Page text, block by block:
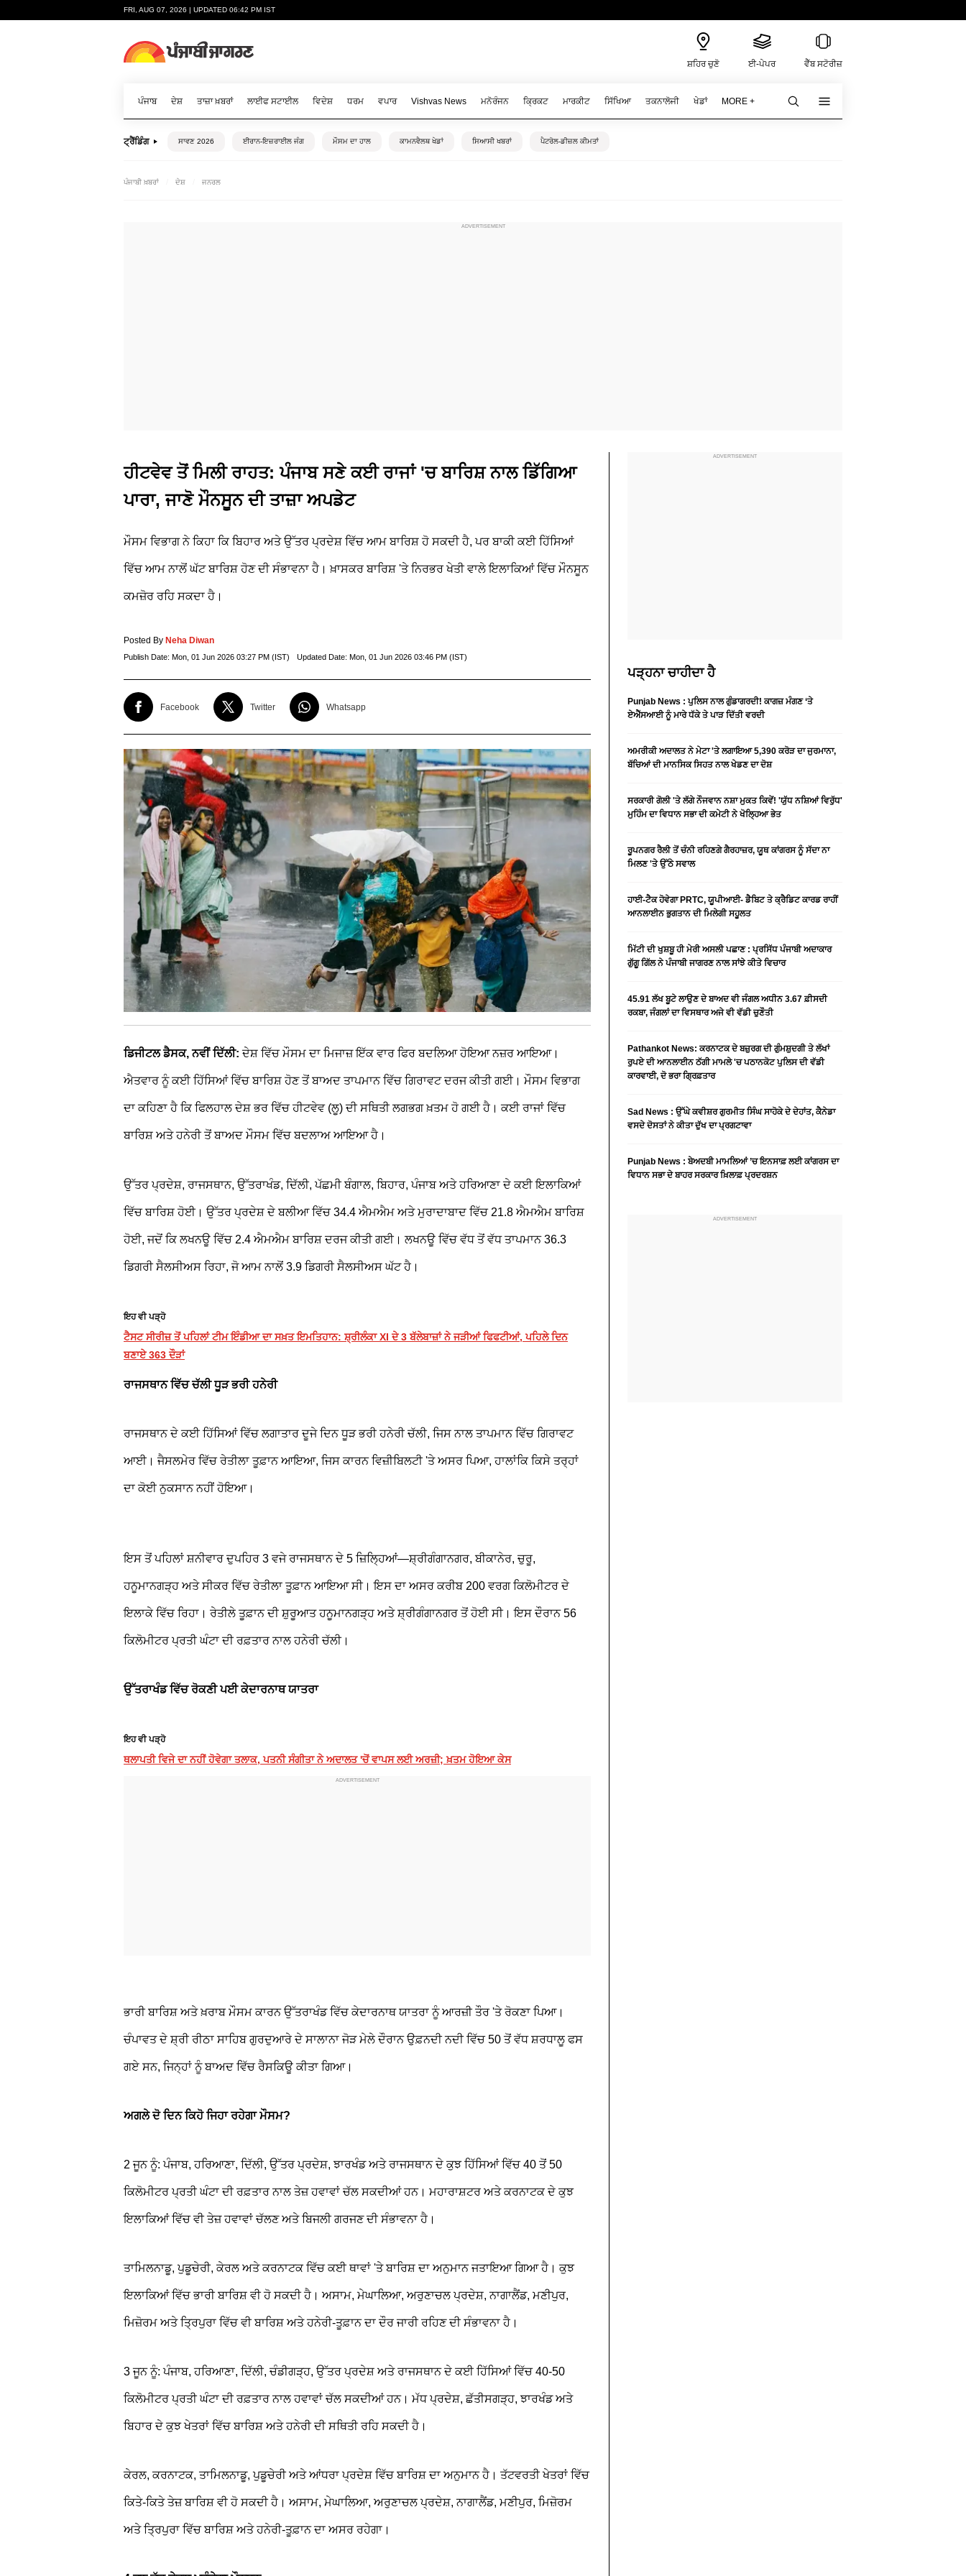
FRI, AUG 07, 2026 | UPDATED 06:42 PM IST
ਸ਼ਹਿਰ ਚੁਣੋ ਈ-ਪੇਪਰ ਵੈੱਬ ਸਟੋਰੀਜ਼
ਪੰਜਾਬ ਦੇਸ਼ ਤਾਜ਼ਾ ਖ਼ਬਰਾਂ ਲਾਈਫ ਸਟਾਈਲ ਵਿਦੇਸ਼ ਧਰਮ ਵਪਾਰ Vishvas News ਮਨੋਰੰਜਨ ਕ੍ਰਿਕਟ ਮਾਰਕੀਟ ਸਿੱਖਿਆ ਤਕਨਾਲੋਜੀ ਖੇਡਾਂ MORE +
ਟ੍ਰੈਂਡਿੰਗ ਸਾਵਣ 2026 ਈਰਾਨ-ਇਜ਼ਰਾਈਲ ਜੰਗ ਮੌਸਮ ਦਾ ਹਾਲ ਕਾਮਨਵੈਲਥ ਖੇਡਾਂ ਸਿਆਸੀ ਖਬਰਾਂ ਪੈਟਰੋਲ-ਡੀਜ਼ਲ ਕੀਮਤਾਂ
ਪੰਜਾਬੀ ਖ਼ਬਰਾਂ ਦੇਸ਼ ਜਨਰਲ
ਹੀਟਵੇਵ ਤੋਂ ਮਿਲੀ ਰਾਹਤ: ਪੰਜਾਬ ਸਣੇ ਕਈ ਰਾਜਾਂ 'ਚ ਬਾਰਿਸ਼ ਨਾਲ ਡਿੱਗਿਆ
ਪਾਰਾ, ਜਾਣੋ ਮੌਨਸੂਨ ਦੀ ਤਾਜ਼ਾ ਅਪਡੇਟ
ਮੌਸਮ ਵਿਭਾਗ ਨੇ ਕਿਹਾ ਕਿ ਬਿਹਾਰ ਅਤੇ ਉੱਤਰ ਪ੍ਰਦੇਸ਼ ਵਿੱਚ ਆਮ ਬਾਰਿਸ਼ ਹੋ ਸਕਦੀ ਹੈ, ਪਰ ਬਾਕੀ ਕਈ ਹਿੱਸਿਆਂ
ਵਿੱਚ ਆਮ ਨਾਲੋਂ ਘੱਟ ਬਾਰਿਸ਼ ਹੋਣ ਦੀ ਸੰਭਾਵਨਾ ਹੈ। ਖ਼ਾਸਕਰ ਬਾਰਿਸ਼ 'ਤੇ ਨਿਰਭਰ ਖੇਤੀ ਵਾਲੇ ਇਲਾਕਿਆਂ ਵਿੱਚ ਮੌਨਸੂਨ
ਕਮਜ਼ੋਰ ਰਹਿ ਸਕਦਾ ਹੈ।
Posted By Neha Diwan
Publish Date: Mon, 01 Jun 2026 03:27 PM (IST) Updated Date: Mon, 01 Jun 2026 03:46 PM (IST)
Facebook Twitter Whatsapp
ਡਿਜੀਟਲ ਡੈਸਕ, ਨਵੀਂ ਦਿੱਲੀ: ਦੇਸ਼ ਵਿੱਚ ਮੌਸਮ ਦਾ ਮਿਜਾਜ਼ ਇੱਕ ਵਾਰ ਫਿਰ ਬਦਲਿਆ ਹੋਇਆ ਨਜ਼ਰ ਆਇਆ।
ਐਤਵਾਰ ਨੂੰ ਕਈ ਹਿੱਸਿਆਂ ਵਿੱਚ ਬਾਰਿਸ਼ ਹੋਣ ਤੋਂ ਬਾਅਦ ਤਾਪਮਾਨ ਵਿੱਚ ਗਿਰਾਵਟ ਦਰਜ ਕੀਤੀ ਗਈ। ਮੌਸਮ ਵਿਭਾਗ
ਦਾ ਕਹਿਣਾ ਹੈ ਕਿ ਫਿਲਹਾਲ ਦੇਸ਼ ਭਰ ਵਿੱਚ ਹੀਟਵੇਵ (ਲੂ) ਦੀ ਸਥਿਤੀ ਲਗਭਗ ਖ਼ਤਮ ਹੋ ਗਈ ਹੈ। ਕਈ ਰਾਜਾਂ ਵਿੱਚ
ਬਾਰਿਸ਼ ਅਤੇ ਹਨੇਰੀ ਤੋਂ ਬਾਅਦ ਮੌਸਮ ਵਿੱਚ ਬਦਲਾਅ ਆਇਆ ਹੈ।
ਉੱਤਰ ਪ੍ਰਦੇਸ਼, ਰਾਜਸਥਾਨ, ਉੱਤਰਾਖੰਡ, ਦਿੱਲੀ, ਪੱਛਮੀ ਬੰਗਾਲ, ਬਿਹਾਰ, ਪੰਜਾਬ ਅਤੇ ਹਰਿਆਣਾ ਦੇ ਕਈ ਇਲਾਕਿਆਂ
ਵਿੱਚ ਬਾਰਿਸ਼ ਹੋਈ। ਉੱਤਰ ਪ੍ਰਦੇਸ਼ ਦੇ ਬਲੀਆ ਵਿੱਚ 34.4 ਐਮਐਮ ਅਤੇ ਮੁਰਾਦਾਬਾਦ ਵਿੱਚ 21.8 ਐਮਐਮ ਬਾਰਿਸ਼
ਹੋਈ, ਜਦੋਂ ਕਿ ਲਖਨਊ ਵਿੱਚ 2.4 ਐਮਐਮ ਬਾਰਿਸ਼ ਦਰਜ ਕੀਤੀ ਗਈ। ਲਖਨਊ ਵਿੱਚ ਵੱਧ ਤੋਂ ਵੱਧ ਤਾਪਮਾਨ 36.3
ਡਿਗਰੀ ਸੈਲਸੀਅਸ ਰਿਹਾ, ਜੋ ਆਮ ਨਾਲੋਂ 3.9 ਡਿਗਰੀ ਸੈਲਸੀਅਸ ਘੱਟ ਹੈ।
ਇਹ ਵੀ ਪੜ੍ਹੋ
ਟੈਸਟ ਸੀਰੀਜ਼ ਤੋਂ ਪਹਿਲਾਂ ਟੀਮ ਇੰਡੀਆ ਦਾ ਸਖ਼ਤ ਇਮਤਿਹਾਨ: ਸ਼੍ਰੀਲੰਕਾ XI ਦੇ 3 ਬੱਲੇਬਾਜ਼ਾਂ ਨੇ ਜੜੀਆਂ ਫਿਫਟੀਆਂ, ਪਹਿਲੇ ਦਿਨ
ਬਣਾਏ 363 ਦੌੜਾਂ
ਰਾਜਸਥਾਨ ਵਿੱਚ ਚੱਲੀ ਧੂੜ ਭਰੀ ਹਨੇਰੀ
ਰਾਜਸਥਾਨ ਦੇ ਕਈ ਹਿੱਸਿਆਂ ਵਿੱਚ ਲਗਾਤਾਰ ਦੂਜੇ ਦਿਨ ਧੂੜ ਭਰੀ ਹਨੇਰੀ ਚੱਲੀ, ਜਿਸ ਨਾਲ ਤਾਪਮਾਨ ਵਿੱਚ ਗਿਰਾਵਟ
ਆਈ। ਜੈਸਲਮੇਰ ਵਿੱਚ ਰੇਤੀਲਾ ਤੂਫ਼ਾਨ ਆਇਆ, ਜਿਸ ਕਾਰਨ ਵਿਜ਼ੀਬਿਲਟੀ 'ਤੇ ਅਸਰ ਪਿਆ, ਹਾਲਾਂਕਿ ਕਿਸੇ ਤਰ੍ਹਾਂ
ਦਾ ਕੋਈ ਨੁਕਸਾਨ ਨਹੀਂ ਹੋਇਆ।
ਇਸ ਤੋਂ ਪਹਿਲਾਂ ਸ਼ਨੀਵਾਰ ਦੁਪਹਿਰ 3 ਵਜੇ ਰਾਜਸਥਾਨ ਦੇ 5 ਜ਼ਿਲ੍ਹਿਆਂ—ਸ਼੍ਰੀਗੰਗਾਨਗਰ, ਬੀਕਾਨੇਰ, ਚੁਰੂ,
ਹਨੂਮਾਨਗੜ੍ਹ ਅਤੇ ਸੀਕਰ ਵਿੱਚ ਰੇਤੀਲਾ ਤੂਫ਼ਾਨ ਆਇਆ ਸੀ। ਇਸ ਦਾ ਅਸਰ ਕਰੀਬ 200 ਵਰਗ ਕਿਲੋਮੀਟਰ ਦੇ
ਇਲਾਕੇ ਵਿੱਚ ਰਿਹਾ। ਰੇਤੀਲੇ ਤੂਫ਼ਾਨ ਦੀ ਸ਼ੁਰੂਆਤ ਹਨੂਮਾਨਗੜ੍ਹ ਅਤੇ ਸ਼੍ਰੀਗੰਗਾਨਗਰ ਤੋਂ ਹੋਈ ਸੀ। ਇਸ ਦੌਰਾਨ 56
ਕਿਲੋਮੀਟਰ ਪ੍ਰਤੀ ਘੰਟਾ ਦੀ ਰਫ਼ਤਾਰ ਨਾਲ ਹਨੇਰੀ ਚੱਲੀ।
ਉੱਤਰਾਖੰਡ ਵਿੱਚ ਰੋਕਣੀ ਪਈ ਕੇਦਾਰਨਾਥ ਯਾਤਰਾ
ਇਹ ਵੀ ਪੜ੍ਹੋ
ਥਲਾਪਤੀ ਵਿਜੇ ਦਾ ਨਹੀਂ ਹੋਵੇਗਾ ਤਲਾਕ, ਪਤਨੀ ਸੰਗੀਤਾ ਨੇ ਅਦਾਲਤ 'ਚੋਂ ਵਾਪਸ ਲਈ ਅਰਜ਼ੀ; ਖ਼ਤਮ ਹੋਇਆ ਕੇਸ
ਭਾਰੀ ਬਾਰਿਸ਼ ਅਤੇ ਖ਼ਰਾਬ ਮੌਸਮ ਕਾਰਨ ਉੱਤਰਾਖੰਡ ਵਿੱਚ ਕੇਦਾਰਨਾਥ ਯਾਤਰਾ ਨੂੰ ਆਰਜ਼ੀ ਤੌਰ 'ਤੇ ਰੋਕਣਾ ਪਿਆ।
ਚੰਪਾਵਤ ਦੇ ਸ਼੍ਰੀ ਰੀਠਾ ਸਾਹਿਬ ਗੁਰਦੁਆਰੇ ਦੇ ਸਾਲਾਨਾ ਜੋੜ ਮੇਲੇ ਦੌਰਾਨ ਉਫ਼ਨਦੀ ਨਦੀ ਵਿੱਚ 50 ਤੋਂ ਵੱਧ ਸ਼ਰਧਾਲੂ ਫਸ
ਗਏ ਸਨ, ਜਿਨ੍ਹਾਂ ਨੂੰ ਬਾਅਦ ਵਿੱਚ ਰੈਸਕਿਊ ਕੀਤਾ ਗਿਆ।
ਅਗਲੇ ਦੋ ਦਿਨ ਕਿਹੋ ਜਿਹਾ ਰਹੇਗਾ ਮੌਸਮ?
2 ਜੂਨ ਨੂੰ: ਪੰਜਾਬ, ਹਰਿਆਣਾ, ਦਿੱਲੀ, ਉੱਤਰ ਪ੍ਰਦੇਸ਼, ਝਾਰਖੰਡ ਅਤੇ ਰਾਜਸਥਾਨ ਦੇ ਕੁਝ ਹਿੱਸਿਆਂ ਵਿੱਚ 40 ਤੋਂ 50
ਕਿਲੋਮੀਟਰ ਪ੍ਰਤੀ ਘੰਟਾ ਦੀ ਰਫ਼ਤਾਰ ਨਾਲ ਤੇਜ਼ ਹਵਾਵਾਂ ਚੱਲ ਸਕਦੀਆਂ ਹਨ। ਮਹਾਰਾਸ਼ਟਰ ਅਤੇ ਕਰਨਾਟਕ ਦੇ ਕੁਝ
ਇਲਾਕਿਆਂ ਵਿੱਚ ਵੀ ਤੇਜ਼ ਹਵਾਵਾਂ ਚੱਲਣ ਅਤੇ ਬਿਜਲੀ ਗਰਜਣ ਦੀ ਸੰਭਾਵਨਾ ਹੈ।
ਤਾਮਿਲਨਾਡੂ, ਪੁਡੂਚੇਰੀ, ਕੇਰਲ ਅਤੇ ਕਰਨਾਟਕ ਵਿੱਚ ਕਈ ਥਾਵਾਂ 'ਤੇ ਬਾਰਿਸ਼ ਦਾ ਅਨੁਮਾਨ ਜਤਾਇਆ ਗਿਆ ਹੈ। ਕੁਝ
ਇਲਾਕਿਆਂ ਵਿੱਚ ਭਾਰੀ ਬਾਰਿਸ਼ ਵੀ ਹੋ ਸਕਦੀ ਹੈ। ਅਸਾਮ, ਮੇਘਾਲਿਆ, ਅਰੁਣਾਚਲ ਪ੍ਰਦੇਸ਼, ਨਾਗਾਲੈਂਡ, ਮਣੀਪੁਰ,
ਮਿਜ਼ੋਰਮ ਅਤੇ ਤ੍ਰਿਪੁਰਾ ਵਿੱਚ ਵੀ ਬਾਰਿਸ਼ ਅਤੇ ਹਨੇਰੀ-ਤੂਫ਼ਾਨ ਦਾ ਦੌਰ ਜਾਰੀ ਰਹਿਣ ਦੀ ਸੰਭਾਵਨਾ ਹੈ।
3 ਜੂਨ ਨੂੰ: ਪੰਜਾਬ, ਹਰਿਆਣਾ, ਦਿੱਲੀ, ਚੰਡੀਗੜ੍ਹ, ਉੱਤਰ ਪ੍ਰਦੇਸ਼ ਅਤੇ ਰਾਜਸਥਾਨ ਦੇ ਕਈ ਹਿੱਸਿਆਂ ਵਿੱਚ 40-50
ਕਿਲੋਮੀਟਰ ਪ੍ਰਤੀ ਘੰਟਾ ਦੀ ਰਫ਼ਤਾਰ ਨਾਲ ਹਵਾਵਾਂ ਚੱਲ ਸਕਦੀਆਂ ਹਨ। ਮੱਧ ਪ੍ਰਦੇਸ਼, ਛੱਤੀਸਗੜ੍ਹ, ਝਾਰਖੰਡ ਅਤੇ
ਬਿਹਾਰ ਦੇ ਕੁਝ ਖੇਤਰਾਂ ਵਿੱਚ ਬਾਰਿਸ਼ ਅਤੇ ਹਨੇਰੀ ਦੀ ਸਥਿਤੀ ਰਹਿ ਸਕਦੀ ਹੈ।
ਕੇਰਲ, ਕਰਨਾਟਕ, ਤਾਮਿਲਨਾਡੂ, ਪੁਡੂਚੇਰੀ ਅਤੇ ਆਂਧਰਾ ਪ੍ਰਦੇਸ਼ ਵਿੱਚ ਬਾਰਿਸ਼ ਦਾ ਅਨੁਮਾਨ ਹੈ। ਤੱਟਵਰਤੀ ਖੇਤਰਾਂ ਵਿੱਚ
ਕਿਤੇ-ਕਿਤੇ ਤੇਜ਼ ਬਾਰਿਸ਼ ਵੀ ਹੋ ਸਕਦੀ ਹੈ। ਅਸਾਮ, ਮੇਘਾਲਿਆ, ਅਰੁਣਾਚਲ ਪ੍ਰਦੇਸ਼, ਨਾਗਾਲੈਂਡ, ਮਣੀਪੁਰ, ਮਿਜ਼ੋਰਮ
ਅਤੇ ਤ੍ਰਿਪੁਰਾ ਵਿੱਚ ਬਾਰਿਸ਼ ਅਤੇ ਹਨੇਰੀ-ਤੂਫ਼ਾਨ ਦਾ ਅਸਰ ਰਹੇਗਾ।
ਪੜ੍ਹਨਾ ਚਾਹੀਦਾ ਹੈ
Punjab News : ਪੁਲਿਸ ਨਾਲ ਗੁੰਡਾਗਰਦੀ! ਕਾਗਜ਼ ਮੰਗਣ ‘ਤੇ
ਏਐੱਸਆਈ ਨੂੰ ਮਾਰੇ ਧੱਕੇ ਤੇ ਪਾੜ ਦਿੱਤੀ ਵਰਦੀ
ਅਮਰੀਕੀ ਅਦਾਲਤ ਨੇ ਮੇਟਾ 'ਤੇ ਲਗਾਇਆ 5,390 ਕਰੋੜ ਦਾ ਜੁਰਮਾਨਾ,
ਬੱਚਿਆਂ ਦੀ ਮਾਨਸਿਕ ਸਿਹਤ ਨਾਲ ਖੇਡਣ ਦਾ ਦੋਸ਼
ਸਰਕਾਰੀ ਗੋਲੀ 'ਤੇ ਲੱਗੇ ਨੌਜਵਾਨ ਨਸ਼ਾ ਮੁਕਤ ਕਿਵੇਂ! 'ਯੁੱਧ ਨਸ਼ਿਆਂ ਵਿਰੁੱਧ'
ਮੁਹਿੰਮ ਦਾ ਵਿਧਾਨ ਸਭਾ ਦੀ ਕਮੇਟੀ ਨੇ ਖੋਲ੍ਹਿਆ ਭੇਤ
ਰੂਪਨਗਰ ਰੈਲੀ ਤੋਂ ਚੰਨੀ ਰਹਿਣਗੇ ਗੈਰਹਾਜ਼ਰ, ਯੂਥ ਕਾਂਗਰਸ ਨੂੰ ਸੱਦਾ ਨਾ
ਮਿਲਣ 'ਤੇ ਉੱਠੇ ਸਵਾਲ
ਹਾਈ-ਟੈਕ ਹੋਵੇਗਾ PRTC, ਯੂਪੀਆਈ- ਡੈਬਿਟ ਤੇ ਕ੍ਰੈਡਿਟ ਕਾਰਡ ਰਾਹੀਂ
ਆਨਲਾਈਨ ਭੁਗਤਾਨ ਦੀ ਮਿਲੇਗੀ ਸਹੂਲਤ
ਮਿੱਟੀ ਦੀ ਖੁਸ਼ਬੂ ਹੀ ਮੇਰੀ ਅਸਲੀ ਪਛਾਣ : ਪ੍ਰਸਿੱਧ ਪੰਜਾਬੀ ਅਦਾਕਾਰ
ਗੁੱਗੂ ਗਿੱਲ ਨੇ ਪੰਜਾਬੀ ਜਾਗਰਣ ਨਾਲ ਸਾਂਝੇ ਕੀਤੇ ਵਿਚਾਰ
45.91 ਲੱਖ ਬੂਟੇ ਲਾਉਣ ਦੇ ਬਾਅਦ ਵੀ ਜੰਗਲ ਅਧੀਨ 3.67 ਫ਼ੀਸਦੀ
ਰਕਬਾ, ਜੰਗਲਾਂ ਦਾ ਵਿਸਥਾਰ ਅਜੇ ਵੀ ਵੱਡੀ ਚੁਣੌਤੀ
Pathankot News: ਕਰਨਾਟਕ ਦੇ ਬਜ਼ੁਰਗ ਦੀ ਗੁੰਮਸ਼ੁਦਗੀ ਤੇ ਲੱਖਾਂ
ਰੁਪਏ ਦੀ ਆਨਲਾਈਨ ਠੱਗੀ ਮਾਮਲੇ 'ਚ ਪਠਾਨਕੋਟ ਪੁਲਿਸ ਦੀ ਵੱਡੀ
ਕਾਰਵਾਈ, ਦੋ ਭਰਾ ਗ੍ਰਿਫ਼ਤਾਰ
Sad News : ਉੱਘੇ ਕਵੀਸ਼ਰ ਗੁਰਮੀਤ ਸਿੰਘ ਸਾਹੋਕੇ ਦੇ ਦੇਹਾਂਤ, ਕੈਨੇਡਾ
ਵਸਦੇ ਦੋਸਤਾਂ ਨੇ ਕੀਤਾ ਦੁੱਖ ਦਾ ਪ੍ਰਗਟਾਵਾ
Punjab News : ਬੇਅਦਬੀ ਮਾਮਲਿਆਂ ’ਚ ਇਨਸਾਫ਼ ਲਈ ਕਾਂਗਰਸ ਦਾ
ਵਿਧਾਨ ਸਭਾ ਦੇ ਬਾਹਰ ਸਰਕਾਰ ਖ਼ਿਲਾਫ਼ ਪ੍ਰਦਰਸ਼ਨ